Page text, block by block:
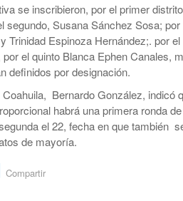
se inscribieron, por el primer
segundo, Susana Sánchez Sosa;
Trinidad Espinoza Hernández;. por
el quinto Blanca Ephen Canales,
definidos por designación.
Bernardo González, indicó
habrá una primera ronda
el 22, fecha en que también
de mayoría.
Twitter
Compartir